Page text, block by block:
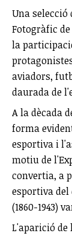
Una
Fotogràfic
la
aviadors,
daurada de
A la dècada
forma
esportiva i
motiu de
convertia, a
esportiva
(1860-1943)
L'aparició